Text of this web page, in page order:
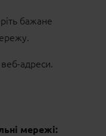
бажане
адреси.
мережі: